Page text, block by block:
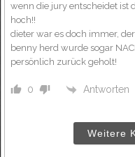
wenn die jury entscheidet ist
hoch!!
dieter war es doch immer,
benny herd wurde sogar
persönlich zurück geholt!
0 Antworten
Weitere